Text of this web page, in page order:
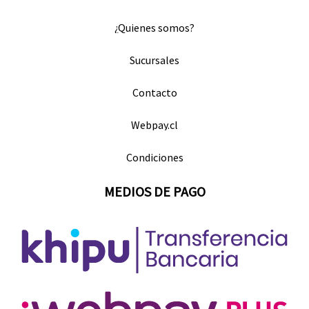
¿Quienes somos?
Sucursales
Contacto
Webpay.cl
Condiciones
MEDIOS DE PAGO